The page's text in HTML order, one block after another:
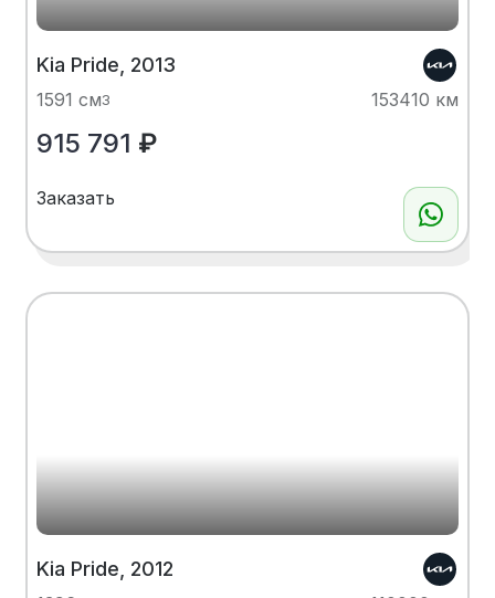
Kia Pride, 2013
1591 см3 153410 км
915 791 ₽
Заказать
Kia Pride, 2012